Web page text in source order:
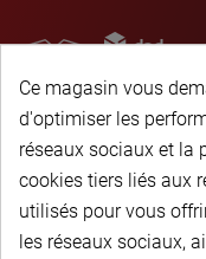
Ce magasin vous
d'optimiser les
réseaux sociaux et la
cookies tiers liés aux
utilisés pour vous
les réseaux sociaux,